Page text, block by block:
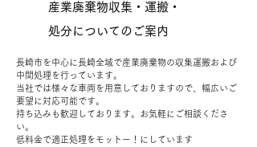
産業廃棄物収集・運搬・
処分についてのご案内
長崎市を中心に長崎全域で産業廃棄物の収集運搬および
中間処理を行っています。
当社では様々な車両を用意しておりますので、幅広いご
要望に対応可能です。
持ち込みも歓迎しております。お気軽にご相談くださ
い。
低料金で適正処理をモットー！にしています